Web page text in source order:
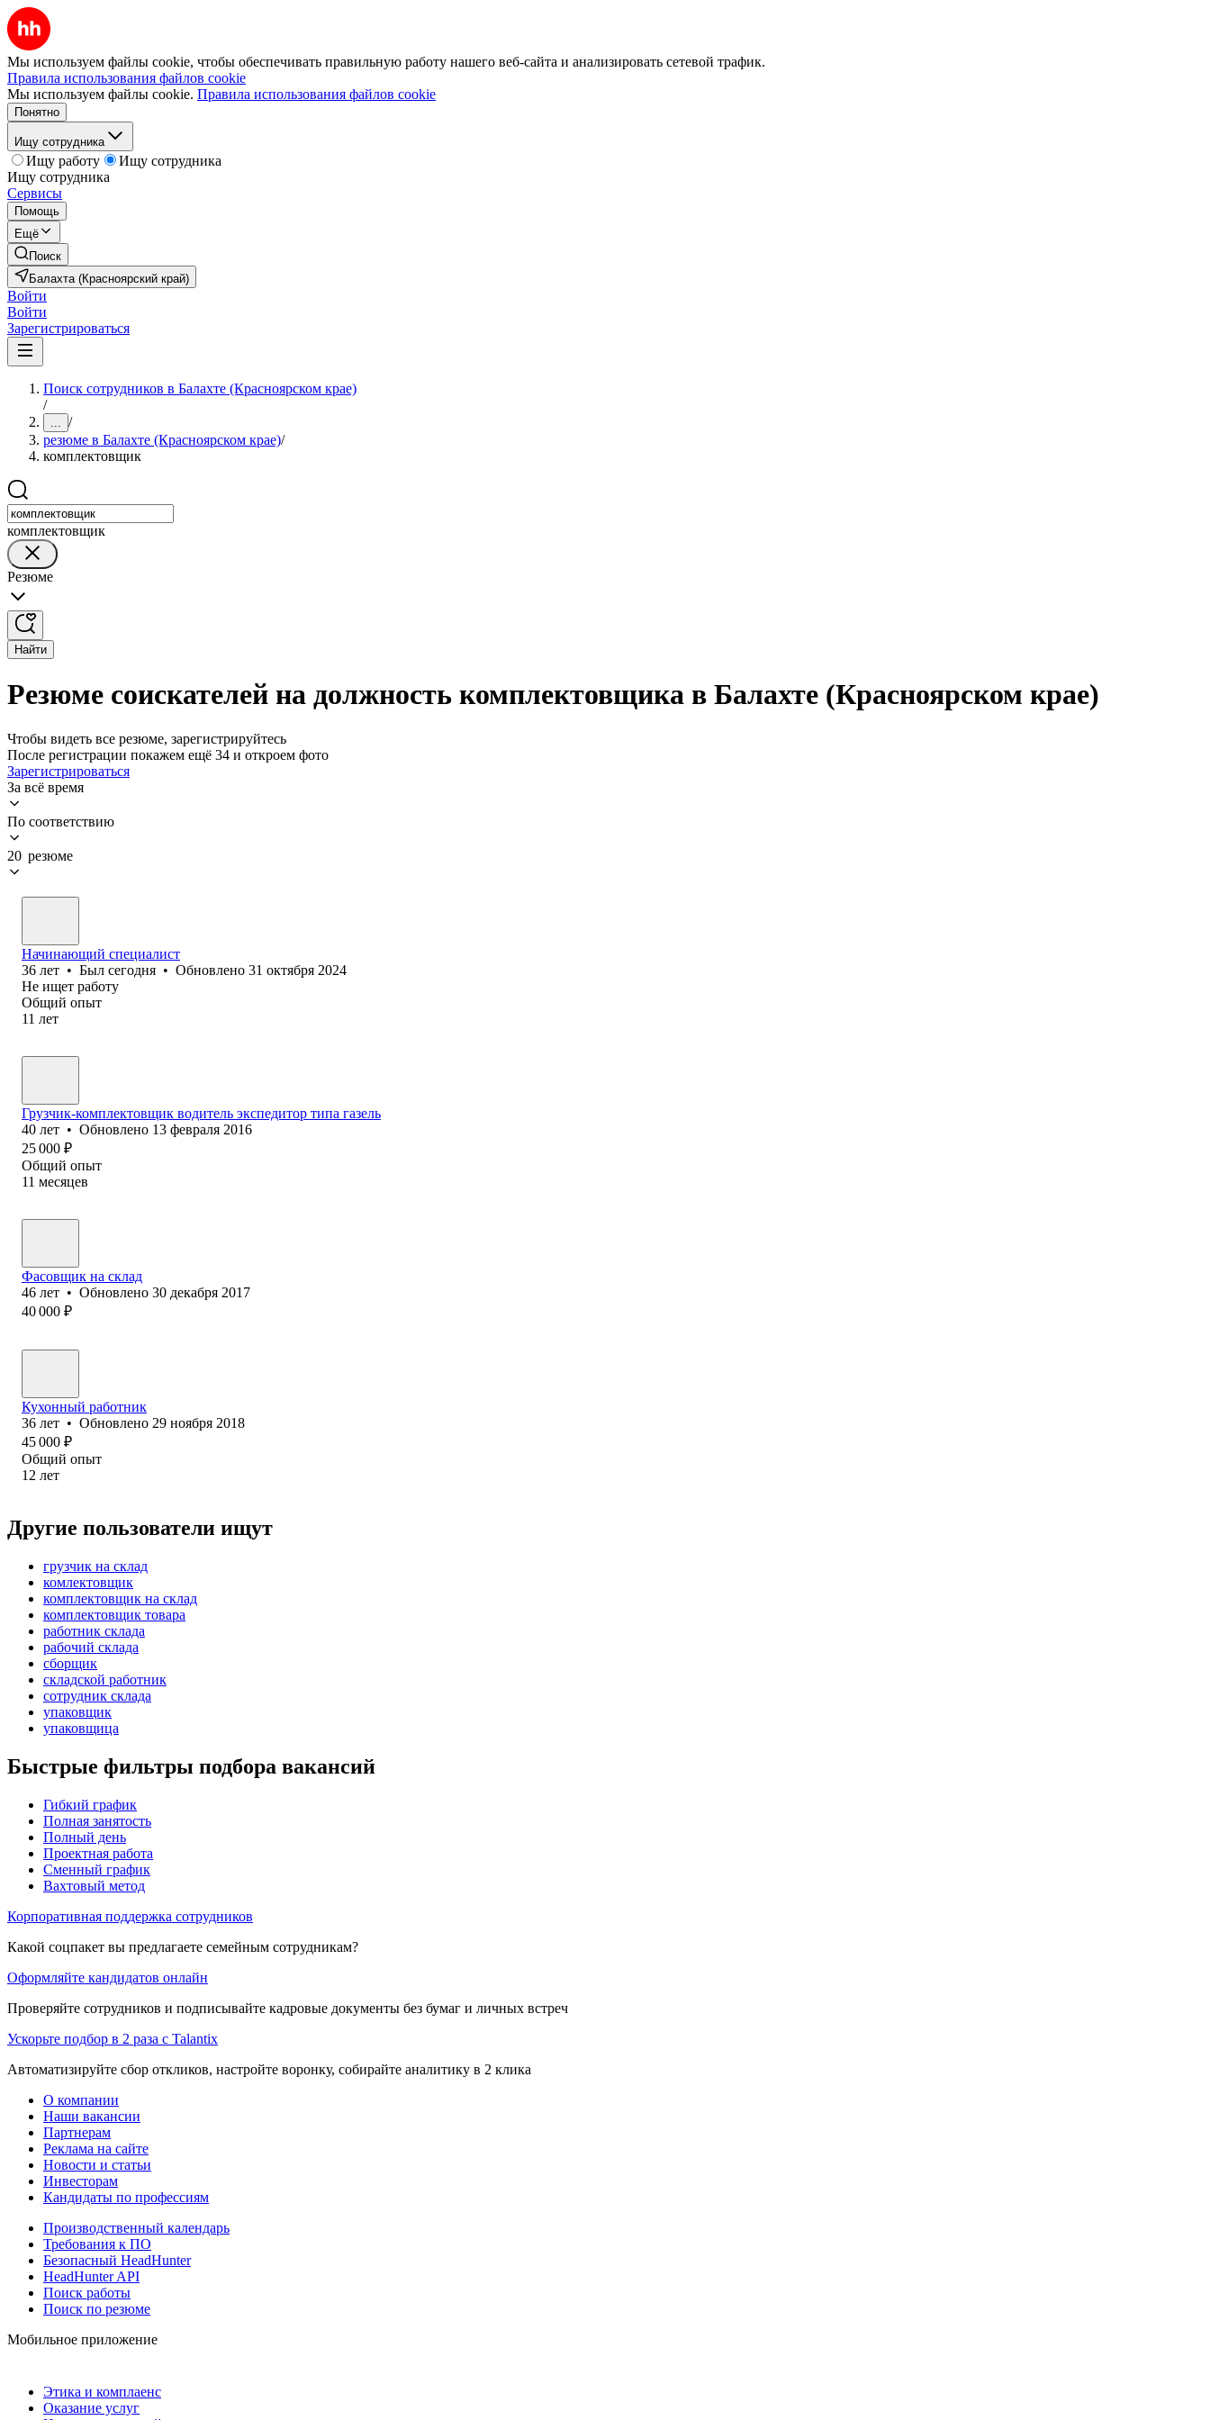
Мы используем файлы cookie, чтобы обеспечивать правильную работу нашего веб-сайта и анализировать сетевой трафик.
Правила использования файлов cookie
Мы используем файлы cookie. Правила использования файлов cookie
Понятно
Ищу сотрудника
Ищу работу
Ищу сотрудника
Ищу сотрудника
Сервисы
Помощь
Ещё
Поиск
Балахта (Красноярский край)
Войти
Войти
Зарегистрироваться
Поиск сотрудников в Балахте (Красноярском крае)
/
... /
резюме в Балахте (Красноярском крае)/
комплектовщик
комплектовщик
Резюме
Найти
Резюме соискателей на должность комплектовщика в Балахте (Красноярском крае)
Чтобы видеть все резюме, зарегистрируйтесь
После регистрации покажем ещё 34 и откроем фото
Зарегистрироваться
За всё время
По соответствию
20 резюме
Начинающий специалист
36 лет • Был сегодня • Обновлено 31 октября 2024
Не ищет работу
Общий опыт
11 лет
Грузчик-комплектовщик водитель экспедитор типа газель
40 лет • Обновлено 13 февраля 2016
25 000 ₽
Общий опыт
11 месяцев
Фасовщик на склад
46 лет • Обновлено 30 декабря 2017
40 000 ₽
Кухонный работник
36 лет • Обновлено 29 ноября 2018
45 000 ₽
Общий опыт
12 лет
Другие пользователи ищут
грузчик на склад
комлектовщик
комплектовщик на склад
комплектовщик товара
работник склада
рабочий склада
сборщик
складской работник
сотрудник склада
упаковщик
упаковщица
Быстрые фильтры подбора вакансий
Гибкий график
Полная занятость
Полный день
Проектная работа
Сменный график
Вахтовый метод
Корпоративная поддержка сотрудников
Какой соцпакет вы предлагаете семейным сотрудникам?
Оформляйте кандидатов онлайн
Проверяйте сотрудников и подписывайте кадровые документы без бумаг и личных встреч
Ускорьте подбор в 2 раза с Talantix
Автоматизируйте сбор откликов, настройте воронку, собирайте аналитику в 2 клика
О компании
Наши вакансии
Партнерам
Реклама на сайте
Новости и статьи
Инвесторам
Кандидаты по профессиям
Производственный календарь
Требования к ПО
Безопасный HeadHunter
HeadHunter API
Поиск работы
Поиск по резюме
Мобильное приложение
Этика и комплаенс
Оказание услуг